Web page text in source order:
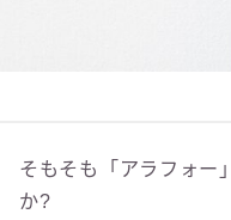
そもそも「アラフォー
か?